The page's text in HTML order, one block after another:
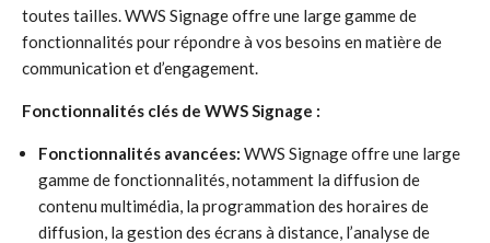
toutes tailles. WWS Signage offre une large gamme de
fonctionnalités pour répondre à vos besoins en matière de
communication et d’engagement.
Fonctionnalités clés de WWS Signage :
Fonctionnalités avancées: WWS Signage offre une large
gamme de fonctionnalités, notamment la diffusion de
contenu multimédia, la programmation des horaires de
diffusion, la gestion des écrans à distance, l’analyse de